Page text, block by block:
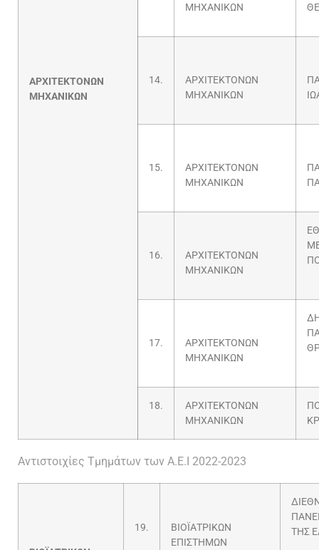
ΑΡΧΙΤΕΚΤΟΝΩΝ
ΜΗΧΑΝΙΚΩΝ
ΜΗΧΑΝΙΚΩΝ
14.
ΑΡΧΙΤΕΚΤΟΝΩΝ
ΜΗΧΑΝΙΚΩΝ
15.
ΑΡΧΙΤΕΚΤΟΝΩΝ
ΜΗΧΑΝΙΚΩΝ
16.
ΑΡΧΙΤΕΚΤΟΝΩΝ
ΜΗΧΑΝΙΚΩΝ
17.
ΑΡΧΙΤΕΚΤΟΝΩΝ
ΜΗΧΑΝΙΚΩΝ
18.
ΑΡΧΙΤΕΚΤΟΝΩΝ
ΜΗΧΑΝΙΚΩΝ
Αντιστοιχίες Τμημάτων των Α.Ε.Ι 2022-2023
19.
ΒΙΟΪΑΤΡΙΚΩΝ
ΕΠΙΣΤΗΜΩΝ
ΤΗΣ